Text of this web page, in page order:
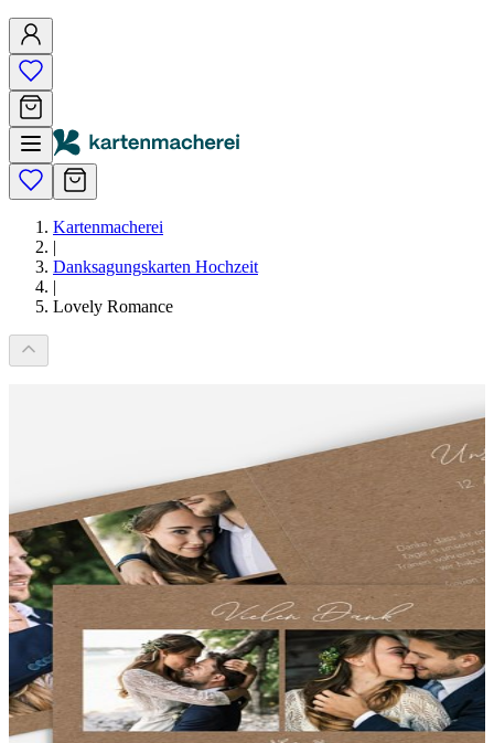
Kartenmacherei
|
Danksagungskarten Hochzeit
|
Lovely Romance